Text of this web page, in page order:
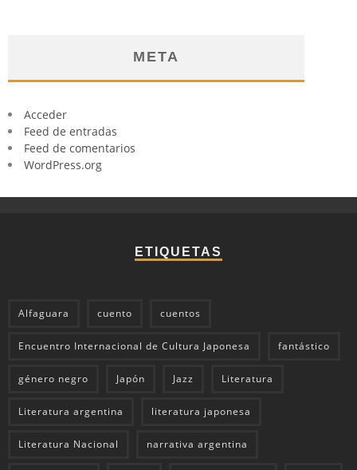
META
Acceder
Feed de entradas
Feed de comentarios
WordPress.org
ETIQUETAS
Alfaguara cuento cuentos
Encuentro Internacional de Cultura Japonesa fantástico
género negro Japón Jazz Literatura
Literatura argentina literatura japonesa
Literatura Nacional narrativa argentina